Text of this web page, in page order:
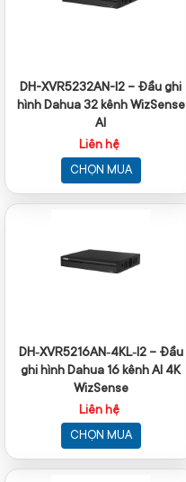
DH-XVR5232AN-I2 – Đầu ghi
hình Dahua 32 kênh WizSense
AI
Liên hệ
CHỌN MUA
DH‑XVR5216AN‑4KL‑I2 – Đầu
ghi hình Dahua 16 kênh AI 4K
WizSense
Liên hệ
CHỌN MUA